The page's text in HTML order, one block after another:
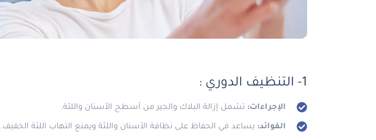
1- التنظيف الدوري :
الإجراءات: تشمل إزالة البلاك والجير من أسطح الأسنان واللثة.
الفوائد: يساعد في الحفاظ على نظافة الأسنان واللثة ويمنع التهاب اللثة الخفيف.